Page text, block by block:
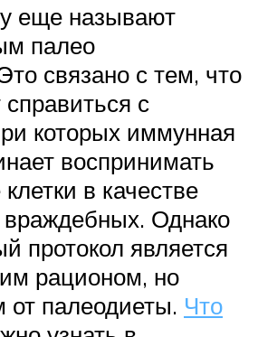
еще называют
палео
связано с тем, что
с
которых иммунная
воспринимать
в качестве
Однако
протокол является
рационом, но
от палеодиеты. Что